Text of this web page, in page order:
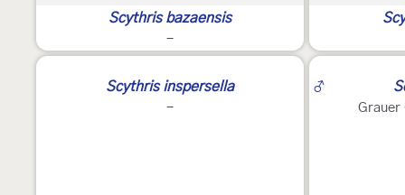
Scythris bazaensis
-
Scythris inspersella
-
♂
Grauer